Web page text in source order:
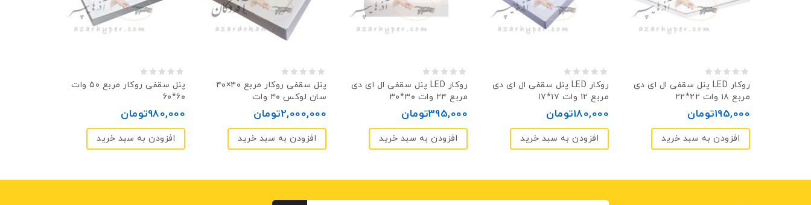
پنل سقفی روکار مربع ۵۰ وات
۶۰*۶۰
980,000تومان
افزودن به سبد خرید
پنل سقفی روکار مربع ۴۰×۴۰
سان لوکس ۴۰ وات
2,000,000تومان
افزودن به سبد خرید
پنل سقفی ال ای دی LED روکار
مربع ۲۴ وات ۳۰*۳۰
395,000تومان
افزودن به سبد خرید
پنل سقفی ال ای دی LED روکار
مربع ۱۲ وات ۱۷*۱۷
180,000تومان
افزودن به سبد خرید
پنل سقفی ال ای دی LED روکار
مربع ۱۸ وات ۲۲*۲۲
195,000تومان
افزودن به سبد خرید